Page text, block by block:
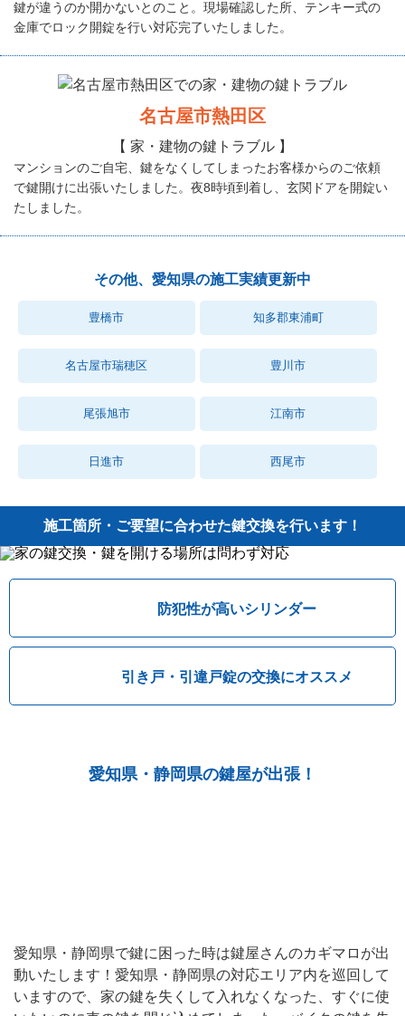
鍵が違うのか開かないとのこと。現場確認した所、テンキー式の
金庫でロック開錠を行い対応完了いたしました。
名古屋市熱田区
【 家・建物の鍵トラブル 】
マンションのご自宅、鍵をなくしてしまったお客様からのご依頼
で鍵開けに出張いたしました。夜8時頃到着し、玄関ドアを開錠い
たしました。
その他、愛知県の施工実績更新中
豊橋市 知多郡東浦町
名古屋市瑞穂区 豊川市
尾張旭市 江南市
日進市 西尾市
施工箇所・ご要望に合わせた鍵交換を行います！
防犯性が高いシリンダー
引き戸・引違戸錠の交換にオススメ
愛知県・静岡県の鍵屋が出張！
愛知県・静岡県で鍵に困った時は鍵屋さんのカギマロが出
動いたします！愛知県・静岡県の対応エリア内を巡回して
いますので、家の鍵を失くして入れなくなった、すぐに使